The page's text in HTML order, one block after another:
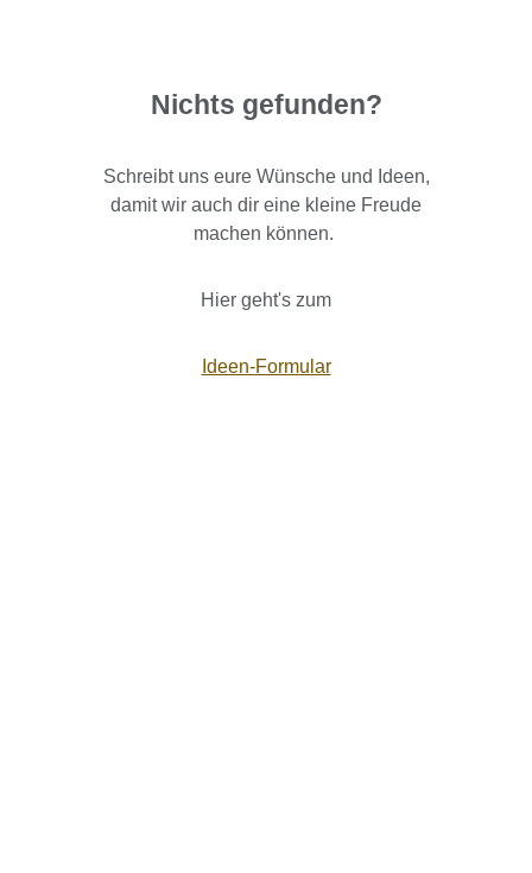
Nichts gefunden?
Schreibt uns eure Wünsche und Ideen,
damit wir auch dir eine kleine Freude
machen können.
Hier geht's zum
Ideen-Formular